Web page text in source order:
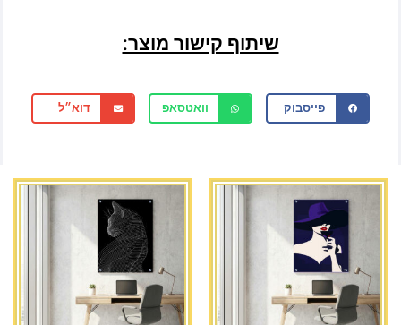
שיתוף קישור מוצר:
פייסבוק וואטסאפ דוא״ל